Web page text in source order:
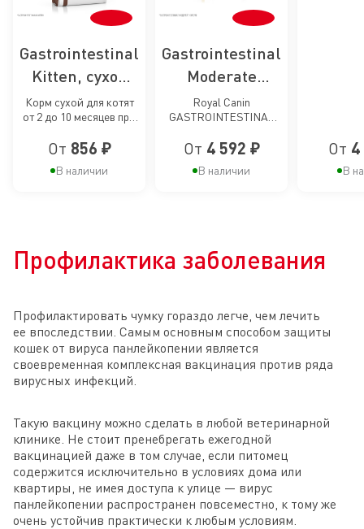
Gastrointestinal
Kitten, сухой
корм для котят
от 2 до 10
месяцев при
нарушениях
Корм сухой для котят
от 2 до 10 месяцев при
пищеварения
От 856 ₽
В наличии
Gastrointestinal
Moderate
Calorie, в
соусе,
влажный корм
для кошек при
набору веса
Royal Canin
GASTROINTESTINAL
(ГАСТРОИНТЕСТИНАЛ
Корм влажный для
От 4 592 ₽
В наличии
От 4
В
Профилактика заболевания
Профилактировать чумку гораздо легче, чем лечить
ее впоследствии. Самым основным способом защиты
кошек от вируса панлейкопении является
своевременная комплексная вакцинация против ряда
вирусных инфекций.
Такую вакцину можно сделать в любой ветеринарной
клинике. Не стоит пренебрегать ежегодной
вакцинацией даже в том случае, если питомец
содержится исключительно в условиях дома или
квартиры, не имея доступа к улице — вирус
панлейкопении распространен повсеместно, к тому же
очень устойчив практически к любым условиям.